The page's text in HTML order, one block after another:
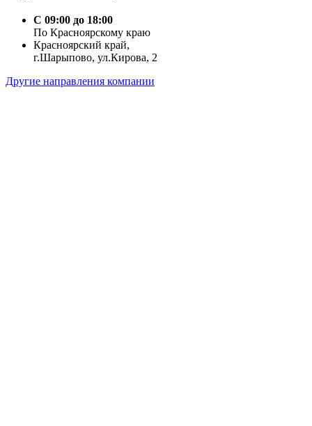
С 09:00 до 18:00
По Красноярскому краю
Красноярский край,
г.Шарыпово, ул.Кирова, 2
Другие направления компании